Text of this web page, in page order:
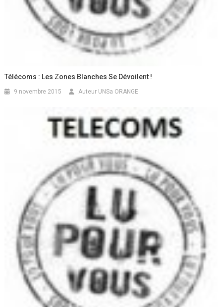
Télécoms : Les Zones Blanches Se Dévoilent !
9 novembre 2015 Auteur UNSa ORANGE